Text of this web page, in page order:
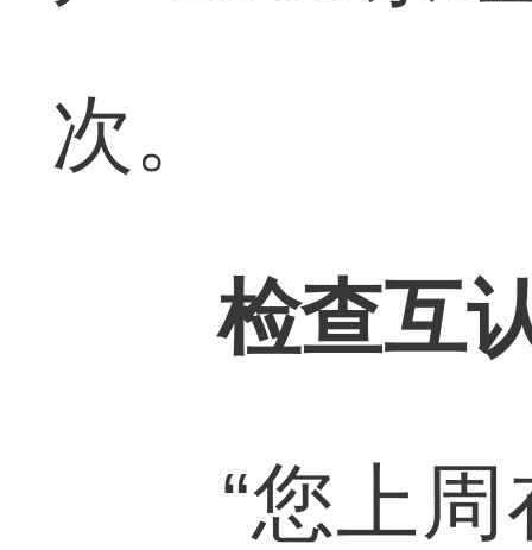
次。
检查互
“您上周